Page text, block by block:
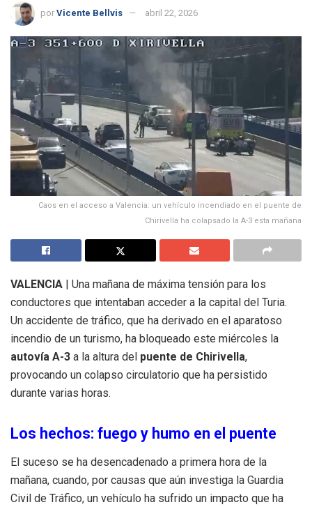
por Vicente Bellvis abril 22, 2026
Caos en el acceso a Valencia: un vehículo incendiado en el puente de
Chirivella ha colapsado la A-3 esta mañana
VALENCIA | Una mañana de máxima tensión para los
conductores que intentaban acceder a la capital del Turia.
Un accidente de tráfico, que ha derivado en el aparatoso
incendio de un turismo, ha bloqueado este miércoles la
autovía A-3 a la altura del puente de Chirivella,
provocando un colapso circulatorio que ha persistido
durante varias horas.
Los hechos: fuego y humo en el puente
El suceso se ha desencadenado a primera hora de la
mañana, cuando, por causas que aún investiga la Guardia
Civil de Tráfico, un vehículo ha sufrido un impacto que ha